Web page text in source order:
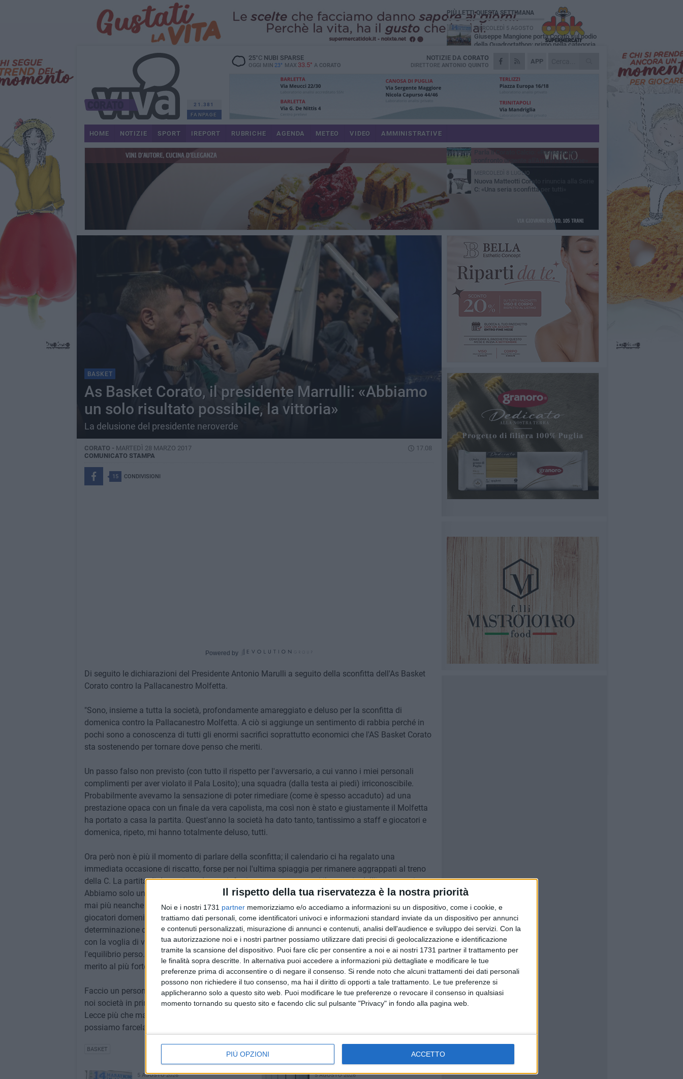
Il rispetto della tua riservatezza è la nostra priorità
Noi e i nostri 1731 partner memorizziamo e/o accediamo a informazioni su un dispositivo, come i cookie, e
trattiamo dati personali, come identificatori univoci e informazioni standard inviate da un dispositivo per annunci
e contenuti personalizzati, misurazione di annunci e contenuti, analisi dell'audience e sviluppo dei servizi. Con la
tua autorizzazione noi e i nostri partner possiamo utilizzare dati precisi di geolocalizzazione e identificazione
tramite la scansione del dispositivo. Puoi fare clic per consentire a noi e ai nostri 1731 partner il trattamento per
le finalità sopra descritte. In alternativa puoi accedere a informazioni più dettagliate e modificare le tue
preferenze prima di acconsentire o di negare il consenso. Si rende noto che alcuni trattamenti dei dati personali
possono non richiedere il tuo consenso, ma hai il diritto di opporti a tale trattamento. Le tue preferenze si
applicheranno solo a questo sito web. Puoi modificare le tue preferenze o revocare il consenso in qualsiasi
momento tornando su questo sito e facendo clic sul pulsante "Privacy" in fondo alla pagina web.
PIÙ OPZIONI ACCETTO
21.381
FANPAGE
25°CNUBI SPARSE
OGGI MIN 23° MAX 33.5° A CORATO
APP
NOTIZIE DA CORATO
DIRETTORE ANTONIO QUINTO
HOME NOTIZIE SPORT IREPORT RUBRICHE AGENDA METEO VIDEO AMMINISTRATIVE
BASKET
As Basket Corato, il presidente Marrulli: «Abbiamo
un solo risultato possibile, la vittoria»
La delusione del presidente neroverde
CORATO - MARTEDÌ 28 MARZO 2017
17.08
COMUNICATO STAMPA
15 CONDIVISIONI
Powered by
Di seguito le dichiarazioni del Presidente Antonio Marulli a seguito della sconfitta dell'As Basket
Corato contro la Pallacanestro Molfetta.
"Sono, insieme a tutta la società, profondamente amareggiato e deluso per la sconfitta di
domenica contro la Pallacanestro Molfetta. A ciò si aggiunge un sentimento di rabbia perché in
pochi sono a conoscenza di tutti gli enormi sacrifici soprattutto economici che l'AS Basket Corato
sta sostenendo per tornare dove penso che meriti.
Un passo falso non previsto (con tutto il rispetto per l'avversario, a cui vanno i miei personali
complimenti per aver violato il Pala Losito); una squadra (dalla testa ai piedi) irriconoscibile.
Probabilmente avevamo la sensazione di poter rimediare (come è spesso accaduto) ad una
prestazione opaca con un finale da vera capolista, ma così non è stato e giustamente il Molfetta
ha portato a casa la partita. Quest'anno la società ha dato tanto, tantissimo a staff e giocatori e
domenica, ripeto, mi hanno totalmente deluso, tutti.
Ora però non è più il momento di parlare della sconfitta; il calendario ci ha regalato una
immediata occasione di riscatto, forse per noi l'ultima spiaggia per rimanere aggrappati al treno
della C. La partita di domenica a Lecce, infatti, rappresenta per noi il crocevia dell'intera stagione.
Abbiamo solo un risultato possibile: la vittoria. Io sono convinto che i miei ragazzi non saranno
mai più neanche lontanamente i giocatori di domenica scorsa; sono convinto che allenatore e
giocatori domenica a Lecce entreranno in campo dal primo secondo con quella grinta, voglia e
determinazione che ci ha fatti grandi durante la stagione. Solo giocando con il sangue agli occhi,
con la voglia di vincere e di portare a casa il risultato possiamo avere la possibilità di ripristinare
l'equilibrio perso. Poi, sia chiaro, se nonostante l'aver dato il 101% Lecce porti a casa il risultato
merito al più forte.
Faccio un personale appello a tutti i nostri tifosi neroverdi: la sconfitta è stata bruttissima per tutti,
noi società in primis. Ma ora è il momento di stringerci tutti attorno alla squadra e sostenerli a
Lecce più che mai. I giocatori e la società hanno bisogno del vostro preziosissimo aiuto. Insieme
possiamo farcela! Tutti a Lecce!⁠⁠⁠⁠"
BASKET
5 AGOSTO 2026 5 AGOSTO 2026
PIÙ LETTI QUESTA SETTIMANA
MERCOLEDÌ 5 AGOSTO
Giuseppe Mangione porta Corato sul podio
della Quadrortathon: primo nella categoria
LUNEDÌ 3 AGOSTO
ErbeNobili Basket Corato, Vincenzo
GIOVEDÌ 30 LUGLIO
Pugliese: «Costruiamo un percorso solido e
Corato Calcio, l’Amministrazione comunale
LUNEDÌ 15 GIUGNO
Parla il Corato Calcio: «Richiesto un
confronto urgente all'Amministrazione»
MERCOLEDÌ 8 LUGLIO
Nuova Matteotti Corato rinuncia alla Serie
C: «Una seria sconfitta per tutti»